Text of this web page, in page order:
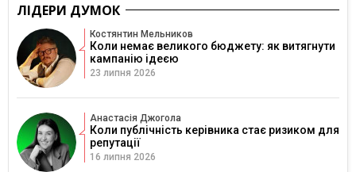
ЛІДЕРИ ДУМОК
Костянтин Мельников
Коли немає великого бюджету: як витягнути
кампанію ідеєю
23 липня 2026
Анастасія Джогола
Коли публічність керівника стає ризиком для
репутації
16 липня 2026